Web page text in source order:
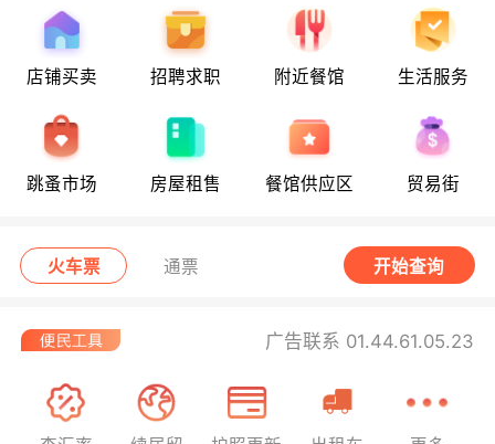
店铺买卖 招聘求职 附近餐馆 生活服务
跳蚤市场 房屋租售 餐馆供应区 贸易街
火车票 通票 开始查询
广告联系 01.44.61.05.23